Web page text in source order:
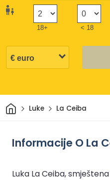
18+ < 18
DomLuke La Ceiba
Informacije O La
Luka La Ceiba,